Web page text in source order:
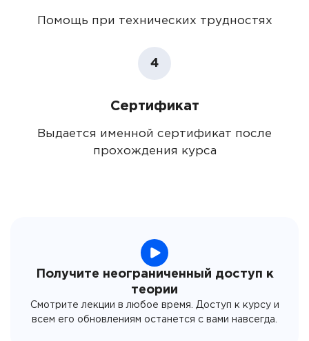
Помощь при технических трудностях
4
Сертификат
Выдается именной сертификат после
прохождения курса
Получите неограниченный доступ к
теории
Смотрите лекции в любое время. Доступ к курсу и
всем его обновлениям останется с вами навсегда.